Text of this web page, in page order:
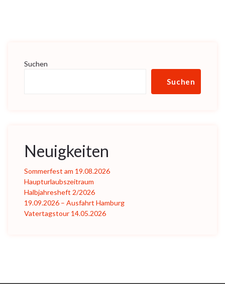
Suchen
Suchen
Neuigkeiten
Sommerfest am 19.08.2026
Haupturlaubszeitraum
Halbjahresheft 2/2026
19.09.2026 – Ausfahrt Hamburg
Vatertagstour 14.05.2026